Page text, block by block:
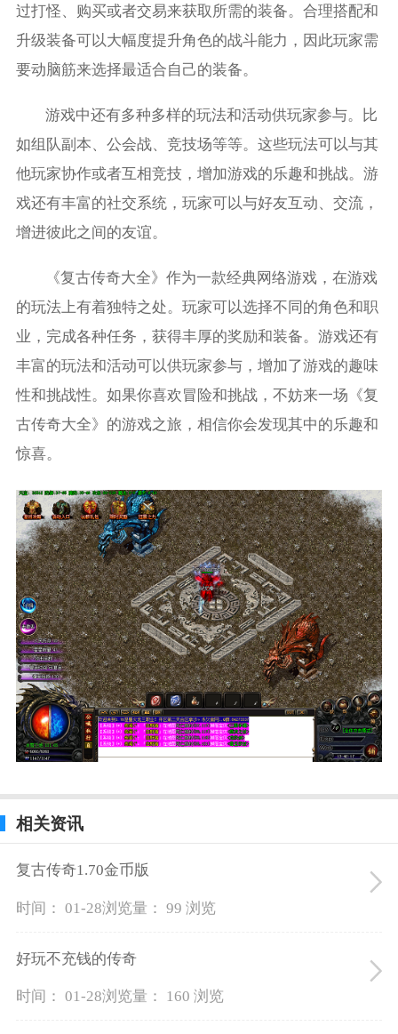
过打怪、购买或者交易来获取所需的装备。合理搭配和
升级装备可以大幅度提升角色的战斗能力，因此玩家需
要动脑筋来选择最适合自己的装备。
游戏中还有多种多样的玩法和活动供玩家参与。比
如组队副本、公会战、竞技场等等。这些玩法可以与其
他玩家协作或者互相竞技，增加游戏的乐趣和挑战。游
戏还有丰富的社交系统，玩家可以与好友互动、交流，
增进彼此之间的友谊。
《复古传奇大全》作为一款经典网络游戏，在游戏
的玩法上有着独特之处。玩家可以选择不同的角色和职
业，完成各种任务，获得丰厚的奖励和装备。游戏还有
丰富的玩法和活动可以供玩家参与，增加了游戏的趣味
性和挑战性。如果你喜欢冒险和挑战，不妨来一场《复
古传奇大全》的游戏之旅，相信你会发现其中的乐趣和
惊喜。
相关资讯
复古传奇1.70金币版
时间： 01-28浏览量： 99 浏览
好玩不充钱的传奇
时间： 01-28浏览量： 160 浏览